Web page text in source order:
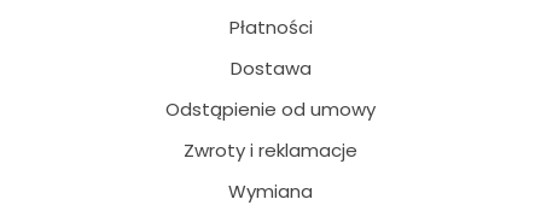
Płatności
Dostawa
Odstąpienie od umowy
Zwroty i reklamacje
Wymiana